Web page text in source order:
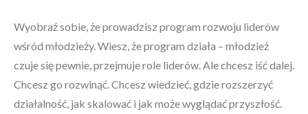
Wyobraź sobie, że prowadzisz program rozwoju liderów
wśród młodzieży. Wiesz, że program działa – młodzież
czuje się pewnie, przejmuje role liderów. Ale chcesz iść dalej.
Chcesz go rozwinąć. Chcesz wiedzieć, gdzie rozszerzyć
działalność, jak skalować i jak może wyglądać przyszłość.